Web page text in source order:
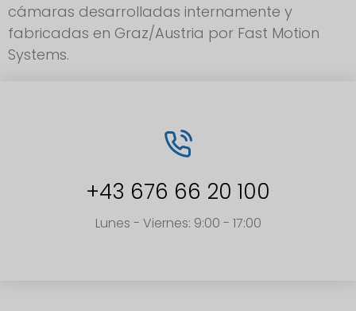
cámaras desarrolladas internamente y
fabricadas en Graz/Austria por Fast Motion
Systems.
+43 676 66 20 100
Lunes - Viernes: 9:00 - 17:00